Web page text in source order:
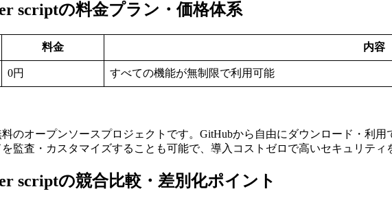
scriptの料金プラン・価格体系
料金 内容
0円 すべての機能が無制限で利用可能
料のオープンソースプロジェクトです。GitHubから自由にダウンロード・利
監査・カスタマイズすることも可能で、導入コストゼロで高いセキュリティ
scriptの競合比較・差別化ポイント